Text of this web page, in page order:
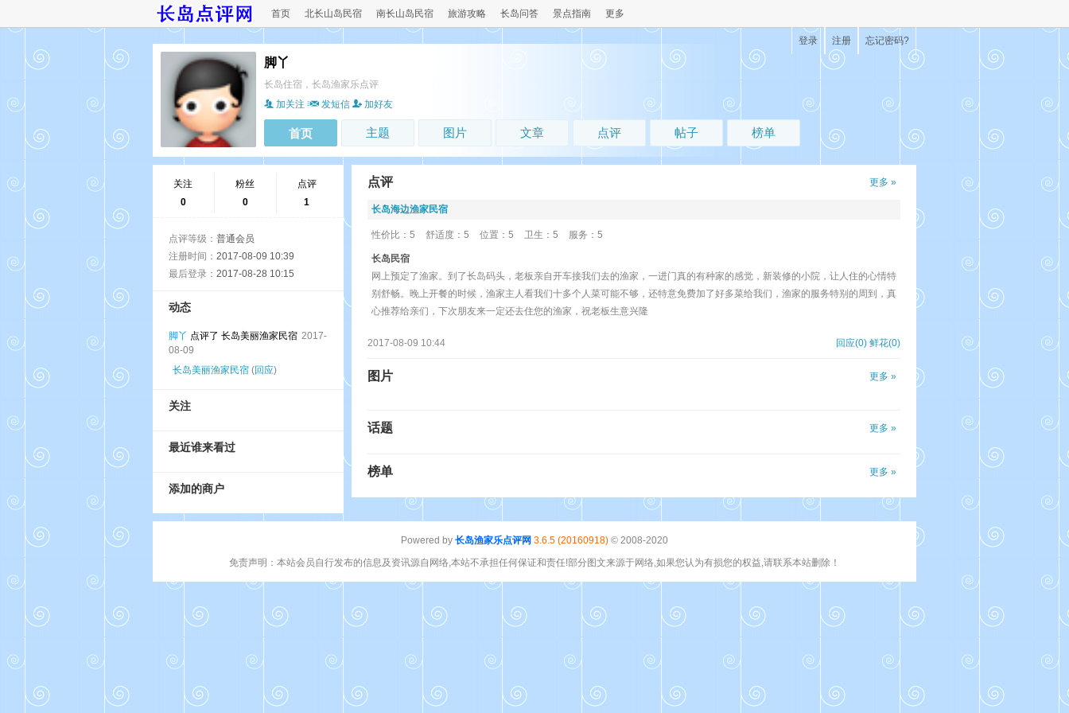
首页 北长山岛民宿 南长山岛民宿 旅游攻略 长岛问答 景点指南 更多
忘记密码?
注册
登录
脚丫
长岛住宿，长岛渔家乐点评
加关注
发短信 加好友
首页 主题 图片 文章 点评 帖子 榜单
关注
0
粉丝
0
点评
1
点评等级： 普通会员
注册时间： 2017-08-09 10:39
最后登录： 2017-08-28 10:15
动态
脚丫 点评了 长岛美丽渔家民宿 2017-
08-09
长岛美丽渔家民宿 (回应)
关注
最近谁来看过
添加的商户
点评 更多 »
长岛海边渔家民宿
性价比：5 舒适度：5 位置：5 卫生：5 服务：5
长岛民宿
网上预定了渔家。到了长岛码头，老板亲自开车接我们去的渔家，一进门真的有种家的感觉，新装修的小院，让人住的心情特
别舒畅。晚上开餐的时候，渔家主人看我们十多个人菜可能不够，还特意免费加了好多菜给我们，渔家的服务特别的周到，真
心推荐给亲们，下次朋友来一定还去住您的渔家，祝老板生意兴隆
回应(0) 鲜花(0)
2017-08-09 10:44
图片 更多 »
话题 更多 »
榜单 更多 »
Powered by 长岛渔家乐点评网 3.6.5 (20160918) © 2008-2020
免责声明：本站会员自行发布的信息及资讯源自网络,本站不承担任何保证和责任!部分图文来源于网络,如果您认为有损您的权益,请联系本站删除！